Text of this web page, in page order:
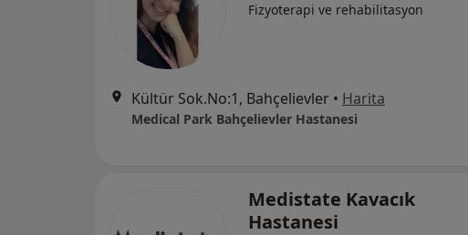
Fizyoterapi ve rehabilitasyon
Kültür Sok.No:1, Bahçelievler • Harita
Medical Park Bahçelievler Hastanesi
Medistate Kavacık
Hastanesi